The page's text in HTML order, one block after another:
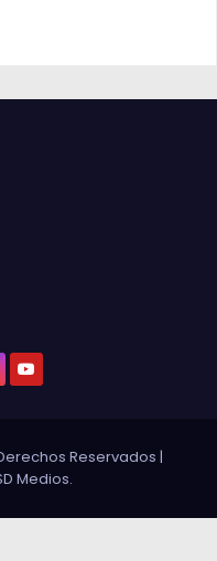
Reservados |
Medios.